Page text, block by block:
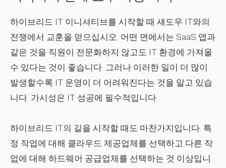
하이브리드 IT 이니셔티브를 시작할 때 섀도우 IT와의
전쟁에서 교훈을 얻으십시오. 어떤 면에서는 SaaS 앱과
같은 것을 직원이 전문화하지 않고도 IT 환경에 가져올
수 있다는 것이 좋습니다. 그러나 이러한 일이 더 많이
발생할수록 IT 운영이 더 어려워진다는 것을 알고 있습
니다. 가시성은 IT 성공에 필수적입니다.
하이브리드 IT의 길을 시작할 때도 마찬가지입니다. 특
정 작업에 대해 클라우드 제공업체를 선택하고 다른 작
업에 대해 하드웨어 공급업체를 선택하는 것 이상입니